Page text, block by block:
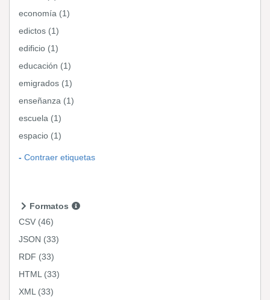
economía (1)
edictos (1)
edificio (1)
educación (1)
emigrados (1)
enseñanza (1)
escuela (1)
espacio (1)
Contraer etiquetas
Formatos
CSV (46)
JSON (33)
RDF (33)
HTML (33)
XML (33)